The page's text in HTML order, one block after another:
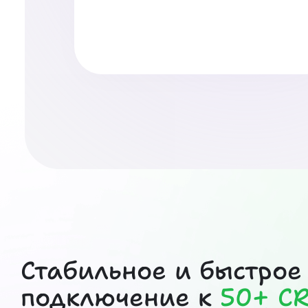
Стабильное и быстрое
подключение к 50+